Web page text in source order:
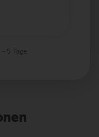
- 5 Tage